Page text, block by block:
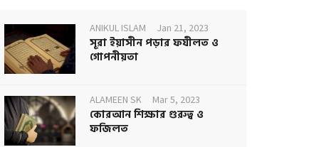
ANIKUL ISLAM Jan 21, 2023
সূরা ইয়াসীন পড়ার ফযীলত ও
গোপনীয়তা
ALAMEEN SK Mar 5, 2023
কোরআন শিক্ষার গুরুত্ব ও
ফজিলত